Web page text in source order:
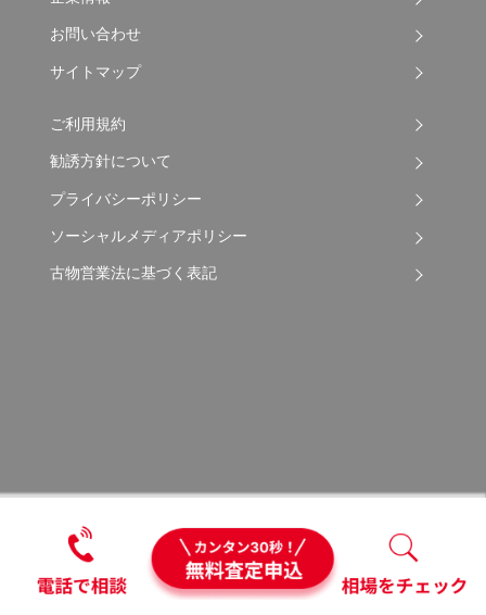
お問い合わせ
サイトマップ
ご利用規約
勧誘方針について
プライバシーポリシー
ソーシャルメディアポリシー
古物営業法に基づく表記